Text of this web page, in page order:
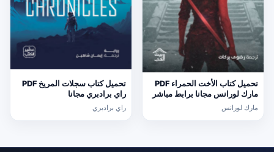
تحميل كتاب الأخت الحمراء PDF
مارك لورانس مجانا برابط مباشر
مارك لورانس
تحميل كتاب سجلات المريخ PDF
راي برادبري مجانا
راي برادبري